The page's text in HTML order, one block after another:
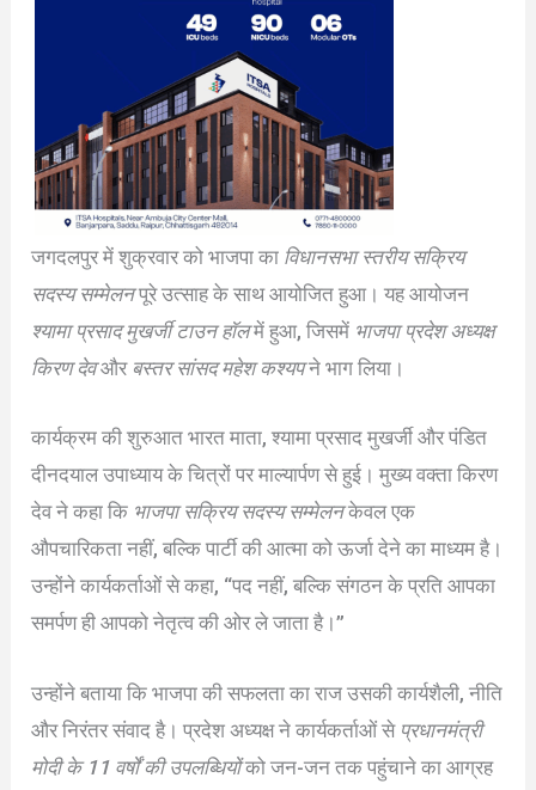
जगदलपुर में शुक्रवार को भाजपा का विधानसभा स्तरीय सक्रिय
सदस्य सम्मेलनपूरे उत्साह के साथ आयोजित हुआ। यह आयोजन
श्यामा प्रसाद मुखर्जी टाउन हॉलमें हुआ, जिसमें भाजपा प्रदेश अध्यक्ष
किरण देवऔर बस्तर सांसद महेश कश्यपने भाग लिया।
कार्यक्रम की शुरुआत भारत माता, श्यामा प्रसाद मुखर्जी और पंडित
दीनदयाल उपाध्याय के चित्रों पर माल्यार्पण से हुई। मुख्य वक्ता किरण
देव ने कहा कि भाजपा सक्रिय सदस्य सम्मेलनकेवल एक
औपचारिकता नहीं, बल्कि पार्टी की आत्मा को ऊर्जा देने का माध्यम है।
उन्होंने कार्यकर्ताओं से कहा, “पद नहीं, बल्कि संगठन के प्रति आपका
समर्पण ही आपको नेतृत्व की ओर ले जाता है।”
उन्होंने बताया कि भाजपा की सफलता का राज उसकी कार्यशैली, नीति
और निरंतर संवाद है। प्रदेश अध्यक्ष ने कार्यकर्ताओं से प्रधानमंत्री
मोदी के 11 वर्षों की उपलब्धियोंको जन-जन तक पहुंचाने का आग्रह